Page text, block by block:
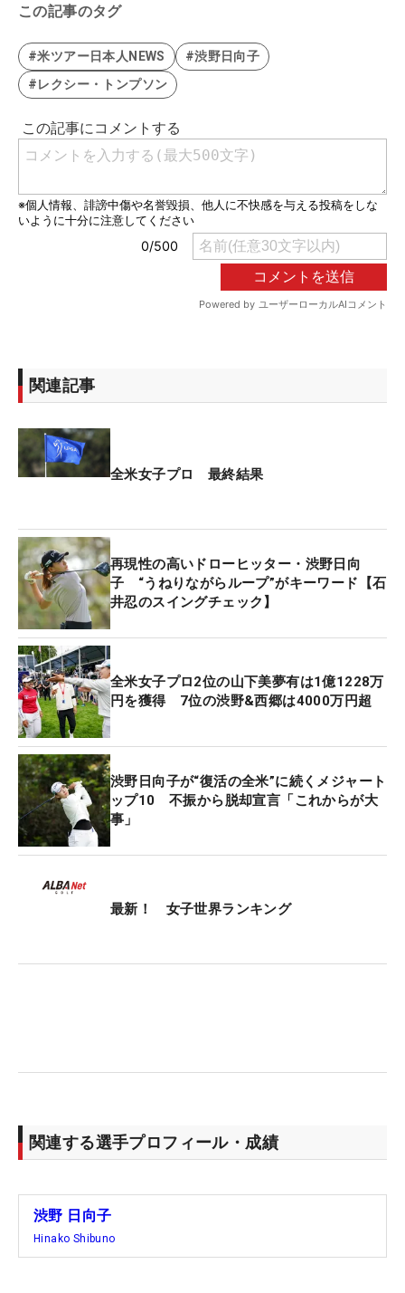
この記事のタグ
#米ツアー日本人NEWS
#渋野日向子
#レクシー・トンプソン
関連記事
全米女子プロ 最終結果
再現性の高いドローヒッター・渋野日向
子 “うねりながらループ”がキーワード【石
井忍のスイングチェック】
全米女子プロ2位の山下美夢有は1億1228万
円を獲得 7位の渋野&西郷は4000万円超
渋野日向子が“復活の全米”に続くメジャート
ップ10 不振から脱却宣言「これからが大
事」
最新！ 女子世界ランキング
関連する選手プロフィール・成績
渋野 日向子
Hinako Shibuno